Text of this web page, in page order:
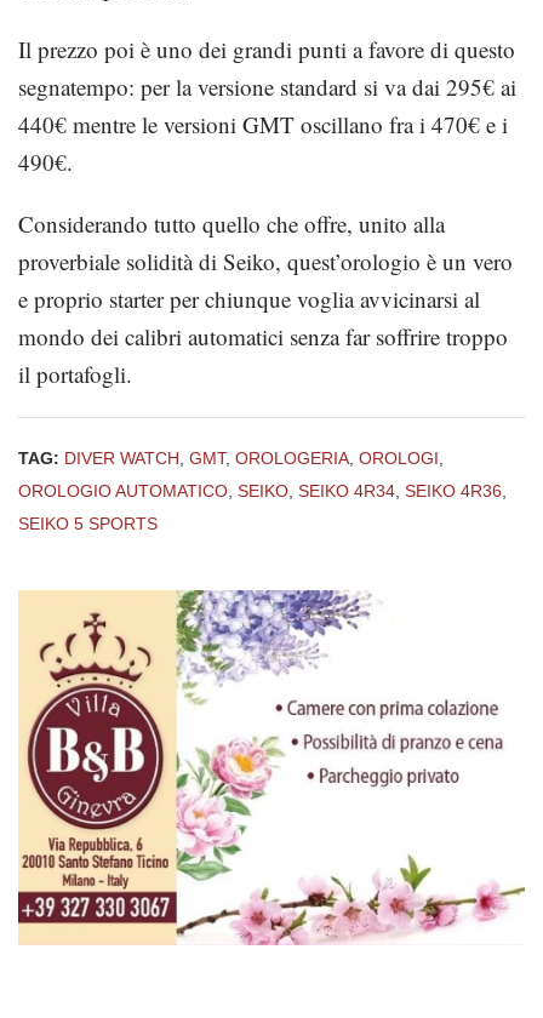
Il prezzo poi è uno dei grandi punti a favore di questo
segnatempo: per la versione standard si va dai 295€ ai
440€ mentre le versioni GMT oscillano fra i 470€ e i
490€.
Considerando tutto quello che offre, unito alla
proverbiale solidità di Seiko, quest’orologio è un vero
e proprio starter per chiunque voglia avvicinarsi al
mondo dei calibri automatici senza far soffrire troppo
il portafogli.
TAG: DIVER WATCH GMT, OROLOGERIA OROLOGI
OROLOGIO AUTOMATICO SEIKO SEIKO 4R34 SEIKO 4R36
SEIKO 5 SPORTS